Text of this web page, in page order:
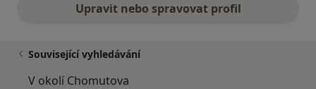
Upravit nebo spravovat profil
Související vyhledávání
V okolí Chomutova